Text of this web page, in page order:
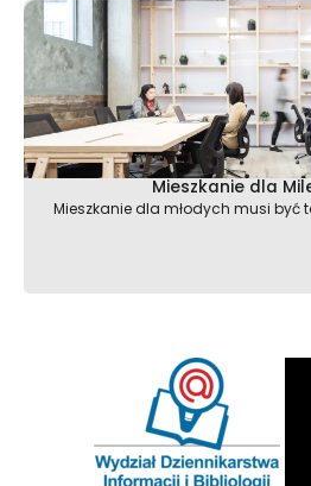
Mieszkanie dla
Mieszkanie dla młodych musi być